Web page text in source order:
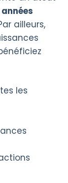
ailleurs,
les